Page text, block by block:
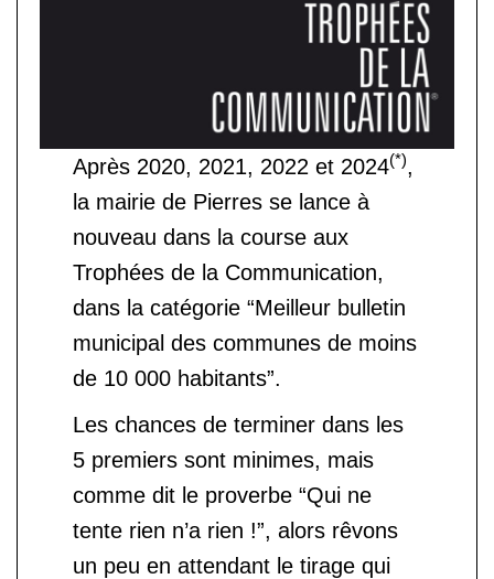
Après 2020, 2021, 2022 et 2024(*),
la mairie de Pierres se lance à
nouveau dans la course aux
Trophées de la Communication,
dans la catégorie “Meilleur bulletin
municipal des communes de moins
de 10 000 habitants”.
Les chances de terminer dans les
5 premiers sont minimes, mais
comme dit le proverbe “Qui ne
tente rien n’a rien !”, alors rêvons
un peu en attendant le tirage qui